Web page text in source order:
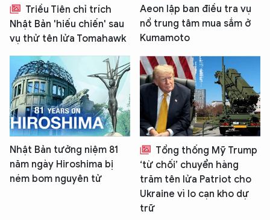
Triều Tiên chỉ trích
Nhật Bản 'hiếu chiến' sau
vụ thử tên lửa Tomahawk
Aeon lập ban điều tra vụ
nổ trung tâm mua sắm ở
Kumamoto
Nhật Bản tưởng niệm 81
năm ngày Hiroshima bị
ném bom nguyên tử
Tổng thống Mỹ Trump
‘từ chối’ chuyển hàng
trăm tên lửa Patriot cho
Ukraine vì lo cạn kho dự
trữ